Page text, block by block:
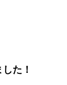
た！